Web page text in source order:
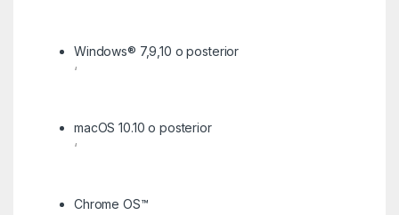
Windows® 7,9,10 o posterior
‘
macOS 10.10 o posterior
‘
Chrome OS™